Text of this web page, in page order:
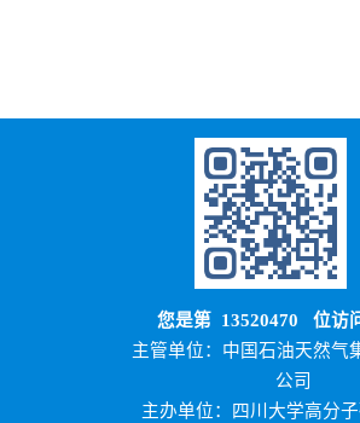
您是第 13520470 位访
主管单位：中国石油天然气
公司
主办单位：四川大学高分